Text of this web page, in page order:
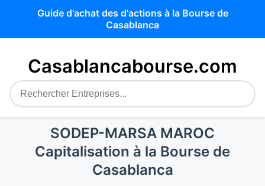
Guide d'achat des d'actions à la Bourse de
Casablanca
Casablancabourse.com
SODEP-MARSA MAROC
Capitalisation à la Bourse de
Casablanca